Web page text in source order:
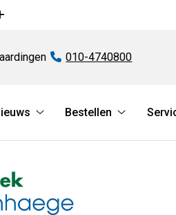
Tel:
010-4740800
submenu
Bestellen
submenu